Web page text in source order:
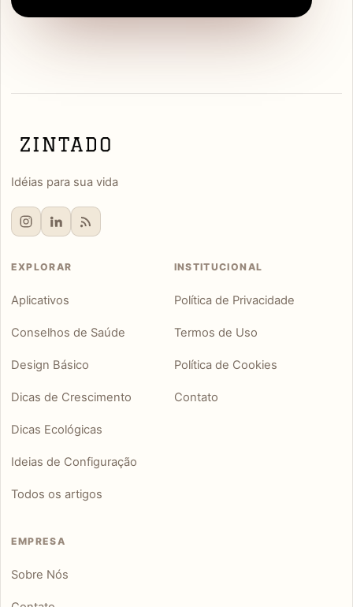
Idéias para sua vida
EXPLORAR
Aplicativos
Conselhos de Saúde
Design Básico
Dicas de Crescimento
Dicas Ecológicas
Ideias de Configuração
Todos os artigos
INSTITUCIONAL
Política de Privacidade
Termos de Uso
Política de Cookies
Contato
EMPRESA
Sobre Nós